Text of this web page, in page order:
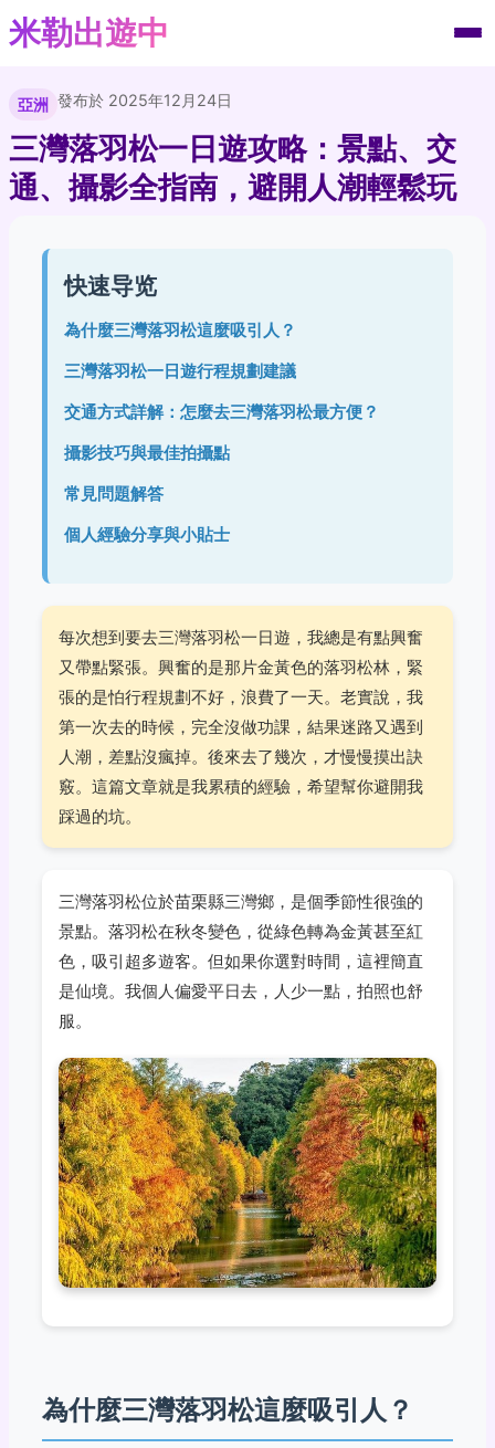
米勒出遊中
亞洲 發布於 2025年12月24日
三灣落羽松一日遊攻略：景點、交
通、攝影全指南，避開人潮輕鬆玩
快速导览
為什麼三灣落羽松這麼吸引人？
三灣落羽松一日遊行程規劃建議
交通方式詳解：怎麼去三灣落羽松最方便？
攝影技巧與最佳拍攝點
常見問題解答
個人經驗分享與小貼士
每次想到要去三灣落羽松一日遊，我總是有點興奮
又帶點緊張。興奮的是那片金黃色的落羽松林，緊
張的是怕行程規劃不好，浪費了一天。老實說，我
第一次去的時候，完全沒做功課，結果迷路又遇到
人潮，差點沒瘋掉。後來去了幾次，才慢慢摸出訣
竅。這篇文章就是我累積的經驗，希望幫你避開我
踩過的坑。
三灣落羽松位於苗栗縣三灣鄉，是個季節性很強的
景點。落羽松在秋冬變色，從綠色轉為金黃甚至紅
色，吸引超多遊客。但如果你選對時間，這裡簡直
是仙境。我個人偏愛平日去，人少一點，拍照也舒
服。
為什麼三灣落羽松這麼吸引人？